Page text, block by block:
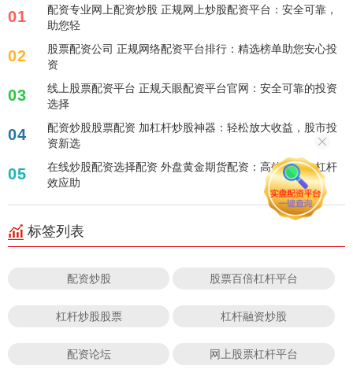
01
配资专业网上配资炒股 正规网上炒股配资平台：安全可靠，
助您轻
02
股票配资公司 正规网络配资平台排行：精选榜单助您安心投
资
03
线上股票配资平台 正规天眼配资平台官网：安全可靠的投资
选择
04
配资炒股股票配资 加杠杆炒股神器：轻松放大收益，股市投
资新选
05
在线炒股配资选择配资 外盘黄金期货配资：高效投资，杠杆
效应助
标签列表
配资炒股 股票百倍杠杆平台
杠杆炒股股票 杠杆融资炒股
配资论坛 网上股票杠杆平台